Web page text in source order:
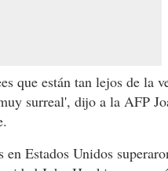
que están tan lejos de la
surreal', dijo a la AFP
en Estados Unidos